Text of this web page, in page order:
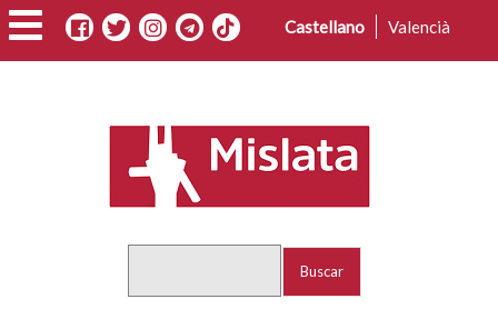
Pasar
al
contenido
Castellano Valencià